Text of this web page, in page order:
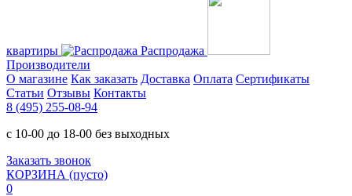
квартиры
Распродажа
Производители
О магазине Как заказать Доставка Оплата Сертификаты
Статьи Отзывы Контакты
8 (495) 255-08-94
с 10-00 до 18-00 без выходных
Заказать звонок
КОРЗИНА (пусто)
0